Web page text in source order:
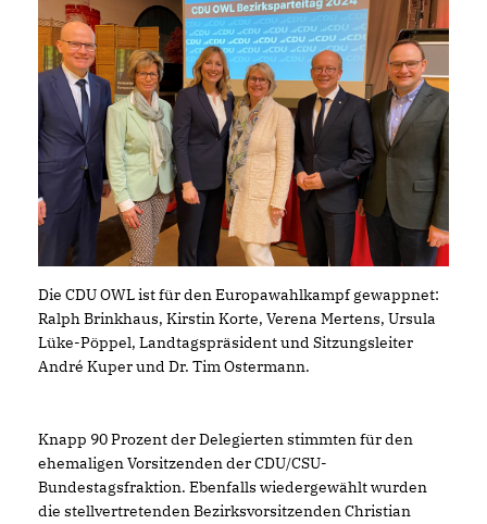
Die CDU OWL ist für den Europawahlkampf gewappnet:
Ralph Brinkhaus, Kirstin Korte, Verena Mertens, Ursula
Lüke-Pöppel, Landtagspräsident und Sitzungsleiter
André Kuper und Dr. Tim Ostermann.
Knapp 90 Prozent der Delegierten stimmten für den
ehemaligen Vorsitzenden der CDU/CSU-
Bundestagsfraktion. Ebenfalls wiedergewählt wurden
die stellvertretenden Bezirksvorsitzenden Christian